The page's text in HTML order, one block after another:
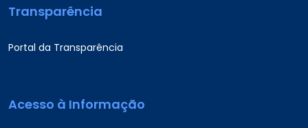
Transparência
Portal da Transparência
Acesso à Informação